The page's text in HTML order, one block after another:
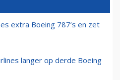
extra Boeing 787’s en zet
langer op derde Boeing